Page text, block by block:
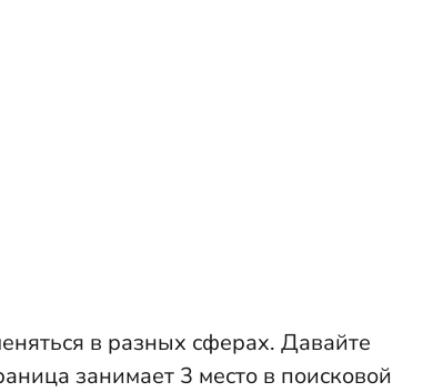
в разных сферах. Давайте
занимает 3 место в поисковой